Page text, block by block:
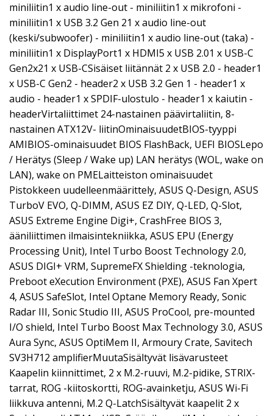
miniliitin1 x audio line-out - miniliitin1 x mikrofoni -
miniliitin1 x USB 3.2 Gen 21 x audio line-out
(keski/subwoofer) - miniliitin1 x audio line-out (taka) -
miniliitin1 x DisplayPort1 x HDMI5 x USB 2.01 x USB-C
Gen2x21 x USB-CSisäiset liitännät 2 x USB 2.0 - header1
x USB-C Gen2 - header2 x USB 3.2 Gen 1 - header1 x
audio - header1 x SPDIF-ulostulo - header1 x kaiutin -
headerVirtaliittimet 24-nastainen päävirtaliitin, 8-
nastainen ATX12V- liitinOminaisuudetBIOS-tyyppi
AMIBIOS-ominaisuudet BIOS FlashBack, UEFI BIOSLepo
/ Herätys (Sleep / Wake up) LAN herätys (WOL, wake on
LAN), wake on PMELaitteiston ominaisuudet
Pistokkeen uudelleenmäärittely, ASUS Q-Design, ASUS
TurboV EVO, Q-DIMM, ASUS EZ DIY, Q-LED, Q-Slot,
ASUS Extreme Engine Digi+, CrashFree BIOS 3,
ääniliittimen ilmaisintekniikka, ASUS EPU (Energy
Processing Unit), Intel Turbo Boost Technology 2.0,
ASUS DIGI+ VRM, SupremeFX Shielding -teknologia,
Preboot eXecution Environment (PXE), ASUS Fan Xpert
4, ASUS SafeSlot, Intel Optane Memory Ready, Sonic
Radar III, Sonic Studio III, ASUS ProCool, pre-mounted
I/O shield, Intel Turbo Boost Max Technology 3.0, ASUS
Aura Sync, ASUS OptiMem II, Armoury Crate, Savitech
SV3H712 amplifierMuutaSisältyvät lisävarusteet
Kaapelin kiinnittimet, 2 x M.2-ruuvi, M.2-pidike, STRIX-
tarrat, ROG -kiitoskortti, ROG-avainketju, ASUS Wi-Fi
liikkuva antenni, M.2 Q-LatchSisältyvät kaapelit 2 x